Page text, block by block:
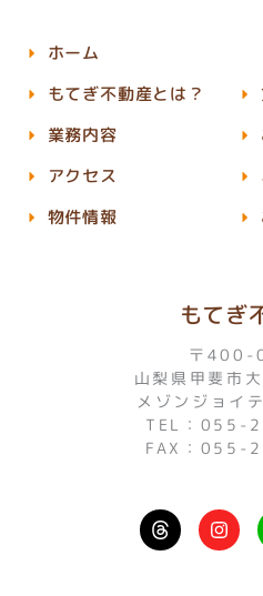
もてぎ
〒400-
山梨県甲斐市
メゾンジョイ
TEL：055-
FAX：055-
I
n
s
ホーム
もてぎ不動産とは？
業務内容
アクセス
物件情報